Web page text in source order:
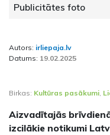
Publicitātes foto
Autors: irliepaja.lv
Datums: 19.02.2025
Birkas: Kultūras pasākumi,
Aizvadītajās
izcilākie notikumi